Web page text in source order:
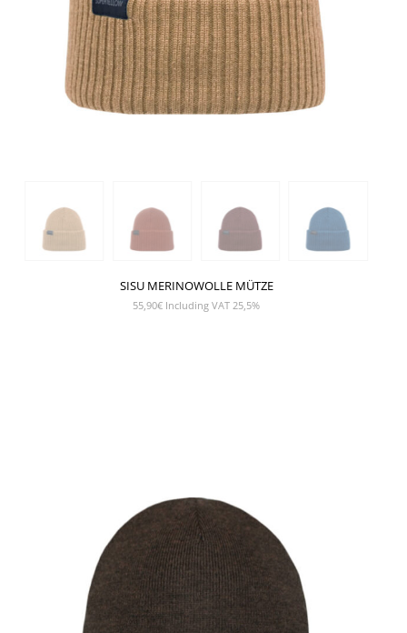
SISU MERINOWOLLE MÜTZE
55,90€ Including VAT 25,5%